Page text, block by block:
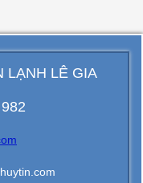
LẠNH LÊ GIA